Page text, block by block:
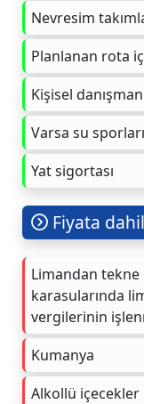
Nevresim
Planlanan rota
Kişisel
Varsa su
Yat sigortası
Fiyata
Limandan tekne
karasularında
vergilerinin
Kumanya
Alkollü içecekler